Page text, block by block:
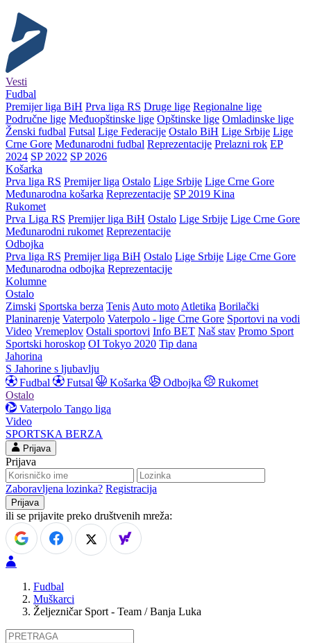
Vesti
Fudbal
Premijer liga BiH Prva liga RS Druge lige Regionalne lige
Područne lige Međuopštinske lige Opštinske lige Omladinske lige
Ženski fudbal Futsal Lige Federacije Ostalo BiH Lige Srbije Lige
Crne Gore Međunarodni fudbal Reprezentacije Prelazni rok EP
2024 SP 2022 SP 2026
Košarka
Prva liga RS Premijer liga Ostalo Lige Srbije Lige Crne Gore
Međunarodna košarka Reprezentacije SP 2019 Kina
Rukomet
Prva Liga RS Premijer liga BiH Ostalo Lige Srbije Lige Crne Gore
Međunarodni rukomet Reprezentacije
Odbojka
Prva liga RS Premijer liga BiH Ostalo Lige Srbije Lige Crne Gore
Međunarodna odbojka Reprezentacije
Kolumne
Ostalo
Zimski Sportska berza Tenis Auto moto Atletika Borilački
Planinarenje Vaterpolo Vaterpolo - lige Crne Gore Sportovi na vodi
Video Vremeplov Ostali sportovi Info BET Naš stav Promo Sport
Sportski horoskop OI Tokyo 2020 Tip dana
Jahorina
S Jahorine s ljubavlju
Fudbal
Futsal Košarka Odbojka
Rukomet
Ostalo
Vaterpolo Tango liga
Video
SPORTSKA BERZA
Prijava
Prijava
Zaboravljena lozinka? Registracija
ili se prijavite preko društvenih mreža:
Fudbal
Muškarci
Željezničar Sport - Team / Banja Luka